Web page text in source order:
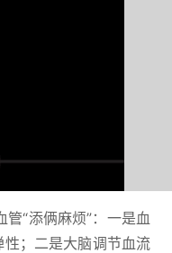
“添俩麻烦”：一是血
性；二是大脑调节血流